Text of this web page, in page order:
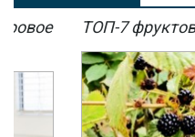
ТОП-7